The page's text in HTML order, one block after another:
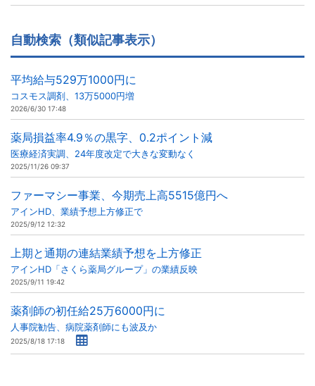
自動検索（類似記事表示）
平均給与529万1000円に
コスモス調剤、13万5000円増
2026/6/30 17:48
薬局損益率4.9％の黒字、0.2ポイント減
医療経済実調、24年度改定で大きな変動なく
2025/11/26 09:37
ファーマシー事業、今期売上高5515億円へ
アインHD、業績予想上方修正で
2025/9/12 12:32
上期と通期の連結業績予想を上方修正
アインHD「さくら薬局グループ」の業績反映
2025/9/11 19:42
薬剤師の初任給25万6000円に
人事院勧告、病院薬剤師にも波及か
2025/8/18 17:18